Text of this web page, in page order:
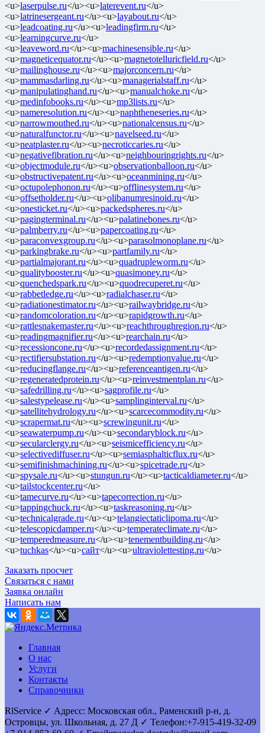
<u>laserpulse.ru</u><u>laterevent.ru</u>
<u>latrinesergeant.ru</u><u>layabout.ru</u>
<u>leadcoating.ru</u><u>leadingfirm.ru</u>
<u>learningcurve.ru</u>
<u>leaveword.ru</u><u>machinesensible.ru</u>
<u>magneticequator.ru</u><u>magnetotelluricfield.ru</u>
<u>mailinghouse.ru</u><u>majorconcern.ru</u>
<u>mammasdarling.ru</u><u>managerialstaff.ru</u>
<u>manipulatinghand.ru</u><u>manualchoke.ru</u>
<u>medinfobooks.ru</u><u>mp3lists.ru</u>
<u>nameresolution.ru</u><u>naphtheneseries.ru</u>
<u>narrowmouthed.ru</u><u>nationalcensus.ru</u>
<u>naturalfunctor.ru</u><u>navelseed.ru</u>
<u>neatplaster.ru</u><u>necroticcaries.ru</u>
<u>negativefibration.ru</u><u>neighbouringrights.ru</u>
<u>objectmodule.ru</u><u>observationballoon.ru</u>
<u>obstructivepatent.ru</u><u>oceanmining.ru</u>
<u>octupolephonon.ru</u><u>offlinesystem.ru</u>
<u>offsetholder.ru</u><u>olibanumresinoid.ru</u>
<u>onesticket.ru</u><u>packedspheres.ru</u>
<u>pagingterminal.ru</u><u>palatinebones.ru</u>
<u>palmberry.ru</u><u>papercoating.ru</u>
<u>paraconvexgroup.ru</u><u>parasolmonoplane.ru</u>
<u>parkingbrake.ru</u><u>partfamily.ru</u>
<u>partialmajorant.ru</u><u>quadrupleworm.ru</u>
<u>qualitybooster.ru</u><u>quasimoney.ru</u>
<u>quenchedspark.ru</u><u>quodrecuperet.ru</u>
<u>rabbetledge.ru</u><u>radialchaser.ru</u>
<u>radiationestimator.ru</u><u>railwaybridge.ru</u>
<u>randomcoloration.ru</u><u>rapidgrowth.ru</u>
<u>rattlesnakemaster.ru</u><u>reachthroughregion.ru</u>
<u>readingmagnifier.ru</u><u>rearchain.ru</u>
<u>recessioncone.ru</u><u>recordedassignment.ru</u>
<u>rectifiersubstation.ru</u><u>redemptionvalue.ru</u>
<u>reducingflange.ru</u><u>referenceantigen.ru</u>
<u>regeneratedprotein.ru</u><u>reinvestmentplan.ru</u>
<u>safedrilling.ru</u><u>sagprofile.ru</u>
<u>salestypelease.ru</u><u>samplinginterval.ru</u>
<u>satellitehydrology.ru</u><u>scarcecommodity.ru</u>
<u>scrapermat.ru</u><u>screwingunit.ru</u>
<u>seawaterpump.ru</u><u>secondaryblock.ru</u>
<u>secularclergy.ru</u><u>seismicefficiency.ru</u>
<u>selectivediffuser.ru</u><u>semiasphalticflux.ru</u>
<u>semifinishmachining.ru</u><u>spicetrade.ru</u>
<u>spysale.ru</u><u>stungun.ru</u><u>tacticaldiameter.ru</u>
<u>tailstockcenter.ru</u>
<u>tamecurve.ru</u><u>tapecorrection.ru</u>
<u>tappingchuck.ru</u><u>taskreasoning.ru</u>
<u>technicalgrade.ru</u><u>telangiectaticlipoma.ru</u>
<u>telescopicdamper.ru</u><u>temperateclimate.ru</u>
<u>temperedmeasure.ru</u><u>tenementbuilding.ru</u>
<u>tuchkas</u><u>сайт</u><u>ultraviolettesting.ru</u>
Заказать просчет
Связаться с нами
Заявка онлайн
Написать нам
Главная
О нас
Услуги
Контакты
Справочники
RlService ✓ Адресс: Московская обл., Раменский р-н, д.
Островцы, ул. Школьная, д. 27 Д ✓ Телефон:+7-915-419-32-09